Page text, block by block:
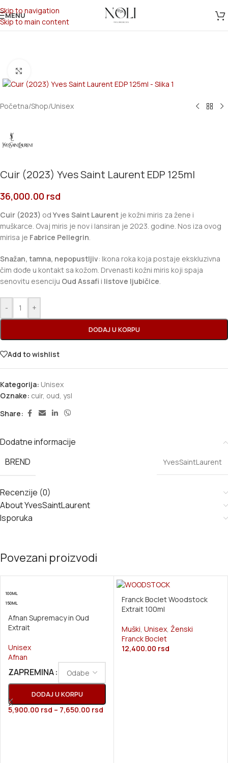
Skip to navigation
Skip to main content
MENU
Početna/Shop/Unisex
Cuir (2023) Yves Saint Laurent EDP 125ml
36,000.00 rsd
Cuir (2023) od Yves Saint Laurent je kožni miris za žene i
muškarce. Ovaj miris je nov i lansiran je 2023. godine. Nos iza ovog
mirisa je Fabrice Pellegrin.
Snažan, tamna, nepopustljiv: Ikona roka koja postaje ekskluzivna
čim dođe u kontakt sa kožom. Drvenasti kožni miris koji spaja
senovitu esenciju Oud Assafi i listove ljubičice.
- +
DODAJ U KORPU
Add to wishlist
Kategorija: Unisex
Oznake: cuir, oud, ysl
Share:
Dodatne informacije
BREND
YvesSaintLaurent
Recenzije (0)
About YvesSaintLaurent
Isporuka
Povezani proizvodi
100ML
150ML
Afnan Supremacy in Oud
Extrait
Unisex
Afnan
ZAPREMINA
DODAJ U KORPU
5,900.00 rsd – 7,650.00 rsd
Franck Boclet Woodstock
Extrait 100ml
Muški, Unisex, Ženski
Franck Boclet
12,400.00 rsd